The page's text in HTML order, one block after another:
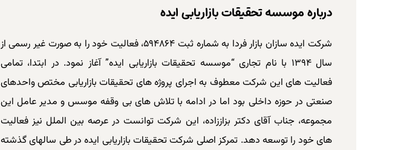
درباره موسسه تحقیقات بازاریابی ایده
شرکت ایده سازان بازار فردا به شماره ثبت ۵۹۴۸۶۴، فعالیت خود را به صورت غیر رسمی از
سال ۱۳۹۴ با نام تجاری “موسسه تحقیقات بازاریابی ایده” آغاز نمود. در ابتدا، تمامی
فعالیت­ های این شرکت معطوف به اجرای پروژه­ های تحقیقات بازاریابی مختص واحدهای
صنعتی در حوزه داخلی بود اما در ادامه با تلاش­ های بی وقفه موسس و مدیر عامل این
مجموعه، جناب آقای دکتر بزاززاده، این شرکت توانست در عرصه بین الملل نیز فعالیت
های خود را توسعه دهد. تمرکز اصلی شرکت تحقیقات بازاریابی ایده در طی سال­های گذشته